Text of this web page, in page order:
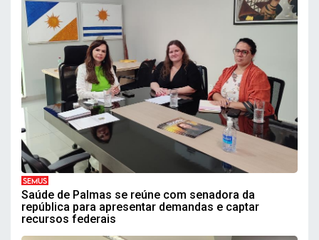
SEMUS
Saúde de Palmas se reúne com senadora da
república para apresentar demandas e captar
recursos federais